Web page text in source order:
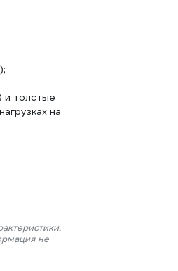
и толстые
на
не